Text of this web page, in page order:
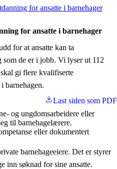
for ansatte i barnehager
for ansatte i barnehager
for at ansatte kan ta
de er i jobb. Vi lyser ut 112
gi flere kvalifiserte
barnehagen.
Last siden som PDF
og ungdomsarbeidere eller
til barnehagelærere.
eller dokumentert
barnehageeiere. Det er styrer
inn søknad for sine ansatte.